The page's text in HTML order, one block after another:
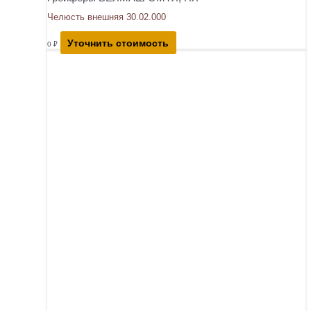
Челюсть внешняя 30.02.000
0 ₽ Уточнить стоимость